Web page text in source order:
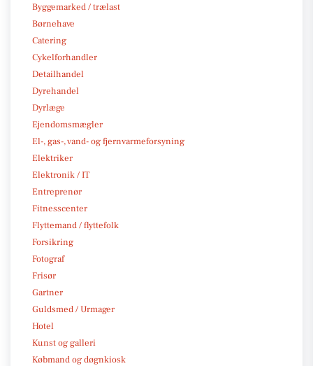
Byggemarked / trælast
Børnehave
Catering
Cykelforhandler
Detailhandel
Dyrehandel
Dyrlæge
Ejendomsmægler
El-, gas-, vand- og fjernvarmeforsyning
Elektriker
Elektronik / IT
Entreprenør
Fitnesscenter
Flyttemand / flyttefolk
Forsikring
Fotograf
Frisør
Gartner
Guldsmed / Urmager
Hotel
Kunst og galleri
Købmand og døgnkiosk